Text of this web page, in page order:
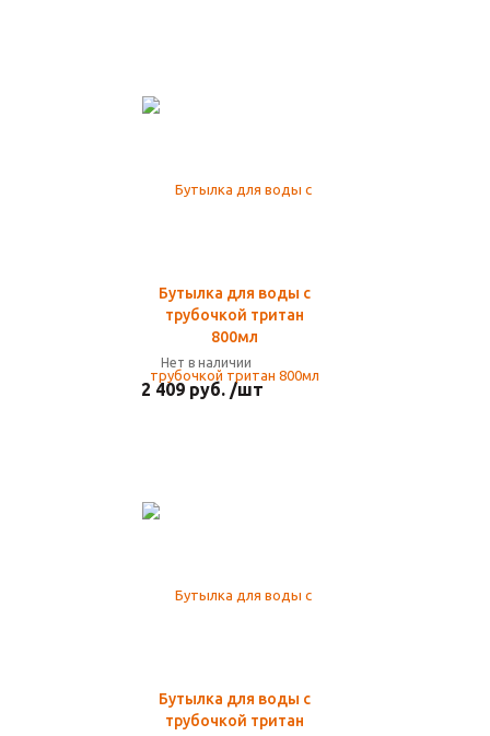
Бутылка для воды с
трубочкой тритан
800мл
Нет в наличии
2 409 руб. /шт
Бутылка для воды с
трубочкой тритан